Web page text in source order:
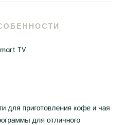
TV
для приготовления кофе и чая
для отличного